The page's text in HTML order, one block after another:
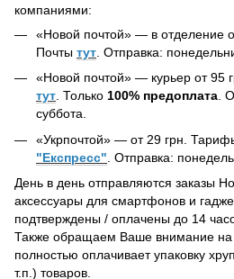
компаниями:
«Новой почтой» — в отделение
Почты тут . Отправка:
«Новой почтой» — курьер от
тут. Только 100% предоплата.
суббота.
«Укрпочтой» — от 29 грн.
"Експресс" . Отправка:
День в день отправляются заказы
аксессуары для смартфонов и
подтверждены / оплачены до 14
Также обращаем Ваше внимание на
полностью оплачивает упаковку
т.п.) товаров.